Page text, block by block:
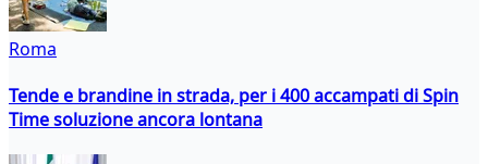
Roma
Tende e brandine in strada, per i 400 accampati di Spin
Time soluzione ancora lontana